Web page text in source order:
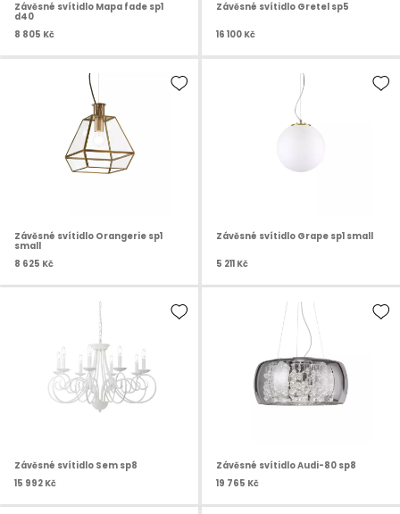
Závěsné svítidlo Mapa fade sp1
d40
8 805 Kč
Závěsné svítidlo Gretel sp5
16 100 Kč
Závěsné svítidlo Orangerie sp1
small
8 625 Kč
Závěsné svítidlo Grape sp1 small
5 211 Kč
Závěsné svítidlo Sem sp8
15 992 Kč
Závěsné svítidlo Audi-80 sp8
19 765 Kč